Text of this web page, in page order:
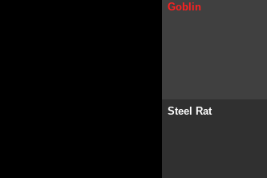
Goblin
Steel Rat